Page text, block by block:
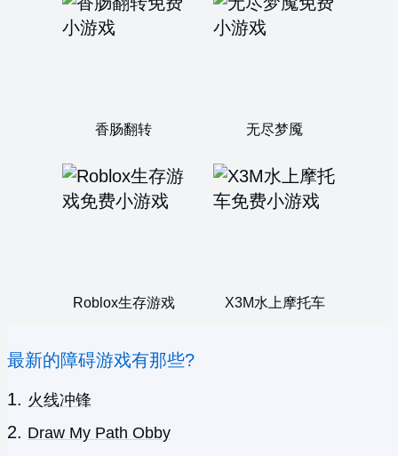
香肠翻转 无尽梦魇
Roblox生存游戏 X3M水上摩托车
最新的障碍游戏有那些?
火线冲锋
Draw My Path Obby